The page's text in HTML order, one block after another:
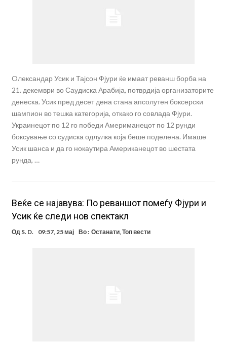
Oлександар Усик и Тајсон Фјури ќе имаат реванш борба на
21. декември во Саудиска Арабија, потврдија организаторите
денеска. Усик пред десет дена стана апсолутен боксерски
шампион во тешка категорија, откако го совлада Фјури.
Украинецот по 12 го победи Америманецот по 12 рунди
боксување со судиска одлулка која беше поделена. Имаше
Усик шанса и да го нокаутира Американецот во шестата
рунда, …
Веќе се најавува: По реваншот помеѓу Фјури и
Усик ќе следи нов спектакл
Од S. D. 09:57, 25 мај Во : Останати,Топ вести